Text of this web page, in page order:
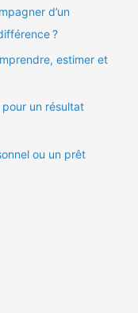
d’un
?
estimer et
un résultat
ou un prêt